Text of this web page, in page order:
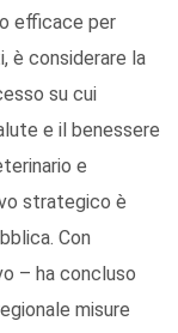
efficace per
è considerare la
su cui
e il benessere
e
strategico è
Con
– ha concluso
misure